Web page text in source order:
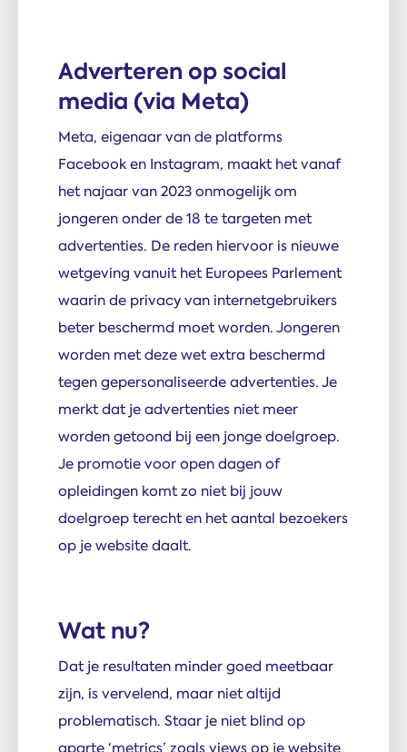
Adverteren op social
media (via Meta)
Meta, eigenaar van de platforms
Facebook en Instagram, maakt het vanaf
het najaar van 2023 onmogelijk om
jongeren onder de 18 te targeten met
advertenties. De reden hiervoor is nieuwe
wetgeving vanuit het Europees Parlement
waarin de privacy van internetgebruikers
beter beschermd moet worden. Jongeren
worden met deze wet extra beschermd
tegen gepersonaliseerde advertenties. Je
merkt dat je advertenties niet meer
worden getoond bij een jonge doelgroep.
Je promotie voor open dagen of
opleidingen komt zo niet bij jouw
doelgroep terecht en het aantal bezoekers
op je website daalt.
Wat nu?
Dat je resultaten minder goed meetbaar
zijn, is vervelend, maar niet altijd
problematisch. Staar je niet blind op
aparte ‘metrics’ zoals views op je website